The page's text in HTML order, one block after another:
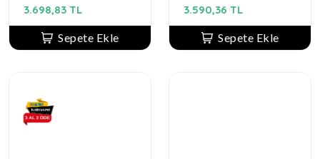
3.698,83 TL
Sepete Ekle
3.590,36 TL
Sepete Ekle